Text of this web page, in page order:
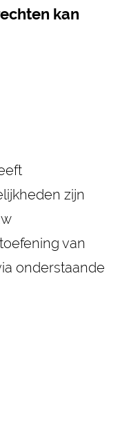
kan
zijn
van
onderstaande